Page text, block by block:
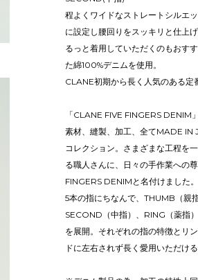
程よくワイドなストレートシルエ
に設定し腰回りをスッキリと仕上
るっと着用していただくのもおす
た綿100%デニムを使用。
CLANE初期から長く人気のある定
「CLANE FIVE FINGERS DENIM」
素材、縫製、加工、全てMADE IN
コレクション。さまざまな工程を
る職人さんに、日々の手作業への
FINGERS DENIMと名付けました。
5本の指にちなんで、THUMB（親
SECOND（中指）、RING（薬指
を展開。それぞれの指の特徴とリ
ドに左右されず長く愛用いただける